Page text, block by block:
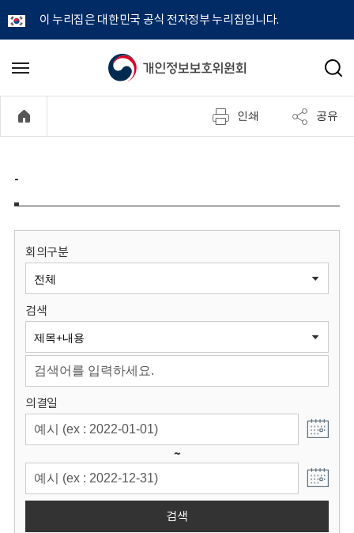
이 누리집은 대한민국 공식 전자정부 누리집입니다.
개
정
보
원
회
메
기
검
인쇄 공유
-
회의구분
검색
의결일
~
검색